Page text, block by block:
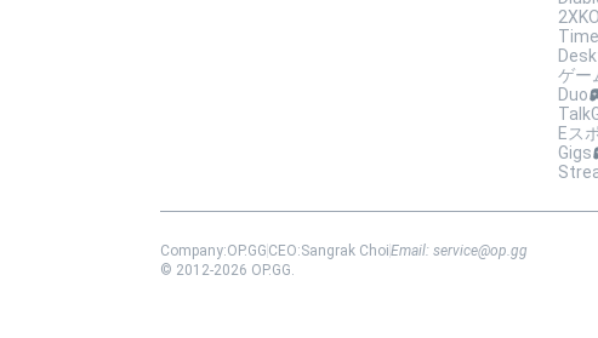
2XKO
ゲー
Duo
Eス
Gigs
Company:OP.GG CEO:Sangrak ChoiEmail: service@op.gg
© 2012-2026 OP.GG.